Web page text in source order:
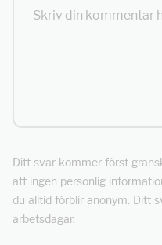
Ditt svar kommer först
att ingen personlig
du alltid förblir anonym. Ditt
arbetsdagar.